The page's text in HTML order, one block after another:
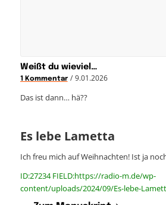
Weißt du wieviel…
1 Kommentar / 9.01.2026
Das ist dann… hä??
Es lebe Lametta
Ich freu mich auf Weihnachten! Ist ja
ID:27234 FIELD:https://radio-m.de/wp-
content/uploads/2024/09/Es-lebe-